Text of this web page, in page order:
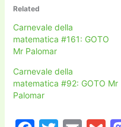
Related
Carnevale della
matematica #161: GOTO
Mr Palomar
Carnevale della
matematica #92: GOTO Mr
Palomar